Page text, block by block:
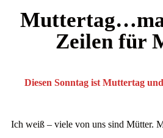
Zeilen für
Diesen Sonntag ist Muttertag
Ich weiß – viele von uns sind Mütter.